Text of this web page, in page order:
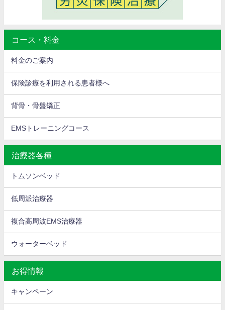
コース・料金
料金のご案内
保険診療を利用される患者様へ
背骨・骨盤矯正
EMSトレーニングコース
治療器各種
トムソンベッド
低周派治療器
複合高周波EMS治療器
ウォーターベッド
お得情報
キャンペーン